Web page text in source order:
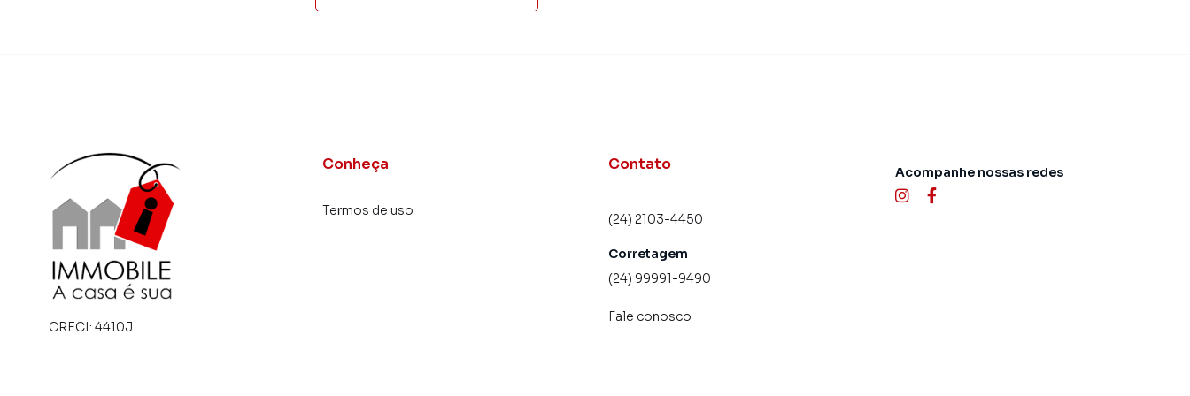
CRECI: 4410J
Conheça
Termos de uso
Contato
(24) 2103-4450
Corretagem
(24) 99991-9490
Fale conosco
Acompanhe nossas redes